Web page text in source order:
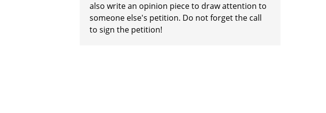
also write an opinion piece to draw attention to
someone else's petition. Do not forget the call
to sign the petition!